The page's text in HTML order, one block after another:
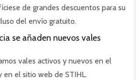
de grandes descuentos para su
del envío gratuito.
se añaden nuevos vales
vales activos y nuevos en el
en el sitio web de STIHL.